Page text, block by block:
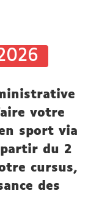
votre
sport via
du 2
cursus,
des